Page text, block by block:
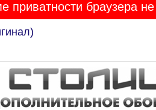
приватности браузера не
2 / Приора / Веста /